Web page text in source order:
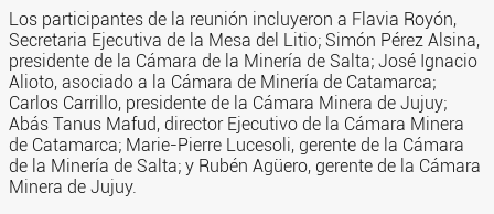
Los participantes de la reunión incluyeron a Flavia Royón,
Secretaria Ejecutiva de la Mesa del Litio; Simón Pérez Alsina,
presidente de la Cámara de la Minería de Salta; José Ignacio
Alioto, asociado a la Cámara de Minería de Catamarca;
Carlos Carrillo, presidente de la Cámara Minera de Jujuy;
Abás Tanus Mafud, director Ejecutivo de la Cámara Minera
de Catamarca; Marie-Pierre Lucesoli, gerente de la Cámara
de la Minería de Salta; y Rubén Agüero, gerente de la Cámara
Minera de Jujuy.